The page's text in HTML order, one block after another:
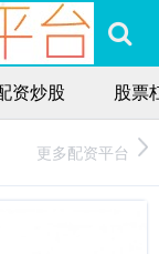
资炒股 股票
更多配资平台